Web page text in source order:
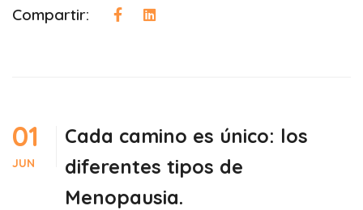
Compartir:
01
JUN
Cada camino es único: los
diferentes tipos de
Menopausia.